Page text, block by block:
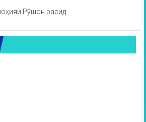
Рӯшон расид